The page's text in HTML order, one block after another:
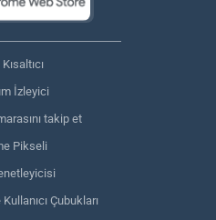
İzleyici
takip et
Pikseli
Çubukları